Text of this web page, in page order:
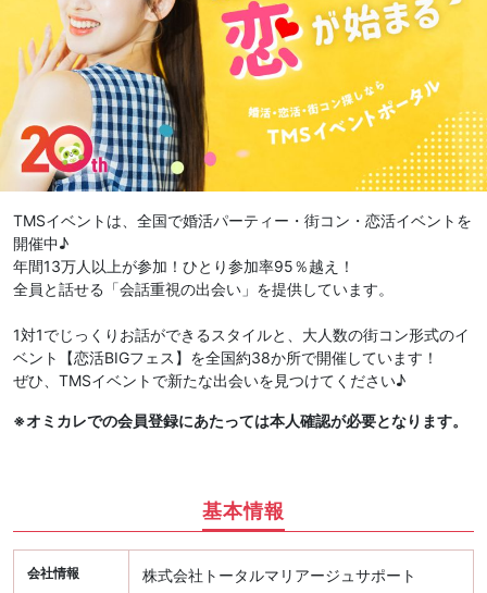
TMSイベントは、全国で婚活パーティー・街コン・恋活イベントを
開催中♪
年間13万人以上が参加！ひとり参加率95％越え！
全員と話せる「会話重視の出会い」を提供しています。
1対1でじっくりお話ができるスタイルと、大人数の街コン形式のイ
ベント【恋活BIGフェス】を全国約38か所で開催しています！
ぜひ、TMSイベントで新たな出会いを見つけてください♪
※オミカレでの会員登録にあたっては本人確認が必要となります。
基本情報
会社情報 株式会社トータルマリアージュサポート